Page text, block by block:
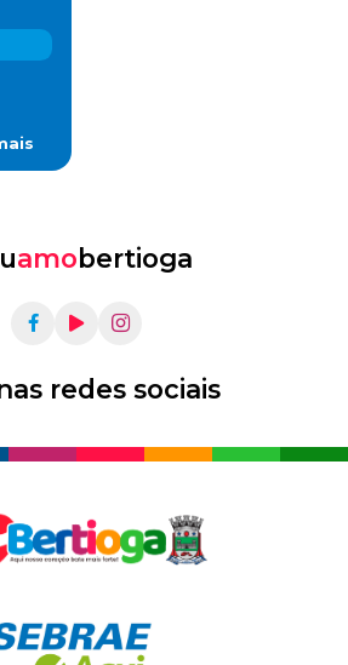
amobertioga
redes sociais